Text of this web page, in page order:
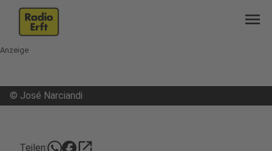
menu
Anzeige
© José Narciandi
Teilen: